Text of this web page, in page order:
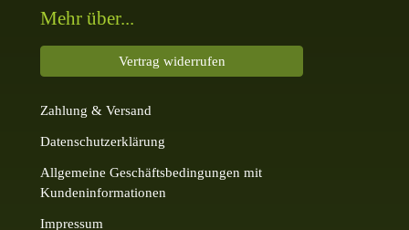
Mehr über...
Vertrag widerrufen
Zahlung & Versand
Datenschutzerklärung
Allgemeine Geschäftsbedingungen mit
Kundeninformationen
Impressum